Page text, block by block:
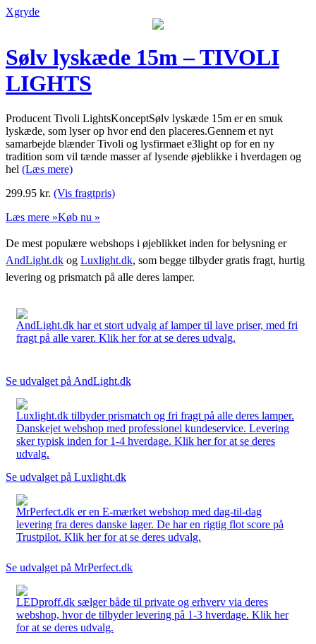
Xgryde
Sølv lyskæde 15m – TIVOLI
LIGHTS
Producent Tivoli LightsKonceptSølv lyskæde 15m er en smuk
lyskæde, som lyser op hvor end den placeres.Gennem et nyt
samarbejde blænder Tivoli og lysfirmaet e3light op for en ny
tradition som vil tænde masser af lysende øjeblikke i hverdagen og
hel (Læs mere)
299.95 kr. (Vis fragtpris)
Læs mere »Køb nu »
De mest populære webshops i øjeblikket inden for belysning er
AndLight.dk og Luxlight.dk, som begge tilbyder gratis fragt, hurtig
levering og prismatch på alle deres lamper.
AndLight.dk har et stort udvalg af lamper til lave priser, med fri
fragt på alle varer. Klik her for at se deres udvalg.
Se udvalget på AndLight.dk
Luxlight.dk tilbyder prismatch og fri fragt på alle deres lamper.
Danskejet webshop med professionel kundeservice. Levering
sker typisk inden for 1-4 hverdage. Klik her for at se deres
udvalg.
Se udvalget på Luxlight.dk
MrPerfect.dk er en E-mærket webshop med dag-til-dag
levering fra deres danske lager. De har en rigtig flot score på
Trustpilot. Klik her for at se deres udvalg.
Se udvalget på MrPerfect.dk
LEDproff.dk sælger både til private og erhverv via deres
webshop, hvor de tilbyder levering på 1-3 hverdage. Klik her
for at se deres udvalg.